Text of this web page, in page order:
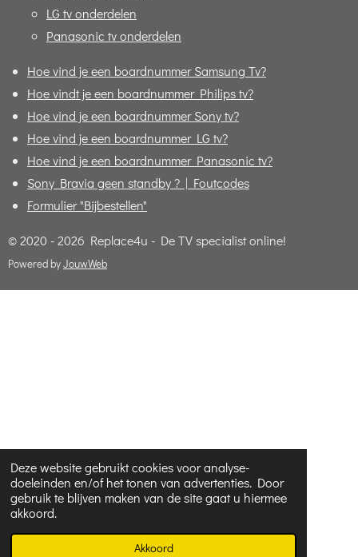
Deze website gebruikt cookies voor analyse-
doeleinden en/of het tonen van advertenties. Door
gebruik te blijven maken van de site gaat u hiermee
akkoord.
Akkoord
LG tv onderdelen
Panasonic tv onderdelen
Hoe vind je een boardnummer Samsung Tv?
Hoe vindt je een boardnummer Philips tv?
Hoe vind je een boardnummer Sony tv?
Hoe vind je een boardnummer LG tv?
Hoe vind je een boardnummer Panasonic tv?
Sony Bravia geen standby ? | Foutcodes
Formulier "Bijbestellen"
© 2020 - 2026 Replace4u - De TV specialist online!
Powered byJouwWeb